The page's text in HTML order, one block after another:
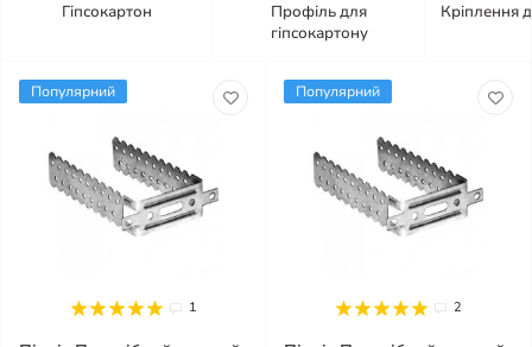
Гіпсокартон
Профіль для
гіпсокартону
Кріплення
Популярний
1
Популярний
2